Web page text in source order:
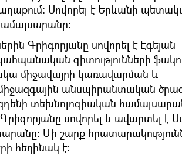
Սովորել է Երևանի
Գրիգորյանը սովորել է Էգեյան
գիտությունների
միջավայրի կառավարման և
անսպիրանտական
տեխնոլոգիական
սովորել և ավարտել է
Մի շարք
հեղինակ է։